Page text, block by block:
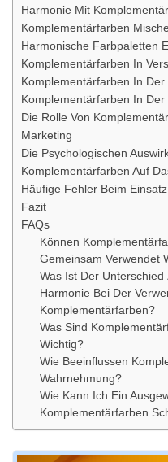
Harmonie Mit
Komplementärfarben
Harmonische Farbpaletten
Komplementärfarben In
Komplementärfarben In Der
Komplementärfarben In
Die Rolle Von
Marketing
Die Psychologischen
Komplementärfarben Auf
Häufige Fehler Beim
Fazit
FAQs
Können
Gemeinsam Verwendet
Was Ist Der
Harmonie Bei Der
Komplementärfarben?
Was Sind
Wichtig?
Wie Beeinflussen
Wahrnehmung?
Wie Kann Ich Ein
Komplementärfarben